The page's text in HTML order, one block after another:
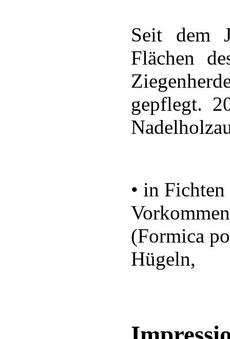
Seit dem
Flächen
gepflegt.
• in
(Formica
Hügeln,